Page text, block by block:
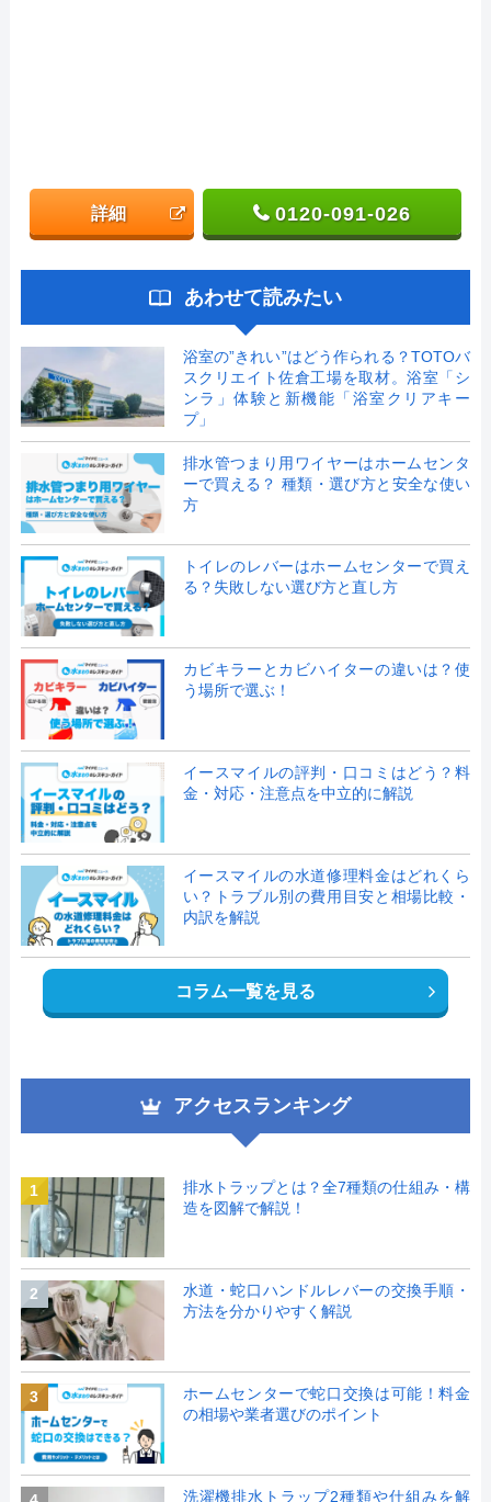
詳細 0120-091-026
あわせて読みたい
浴室の”きれい”はどう作られる？TOTOバ
スクリエイト佐倉工場を取材。浴室「シ
ンラ」体験と新機能「浴室クリアキー
プ」
排水管つまり用ワイヤーはホームセンタ
ーで買える？ 種類・選び方と安全な使い
方
トイレのレバーはホームセンターで買え
る？失敗しない選び方と直し方
カビキラーとカビハイターの違いは？使
う場所で選ぶ！
イースマイルの評判・口コミはどう？料
金・対応・注意点を中立的に解説
イースマイルの水道修理料金はどれくら
い？トラブル別の費用目安と相場比較・
内訳を解説
コラム一覧を見る
アクセスランキング
1
排水トラップとは？全7種類の仕組み・構
造を図解で解説！
2
水道・蛇口ハンドルレバーの交換手順・
方法を分かりやすく解説
3
ホームセンターで蛇口交換は可能！料金
の相場や業者選びのポイント
洗濯機排水トラップ2種類や仕組みを解